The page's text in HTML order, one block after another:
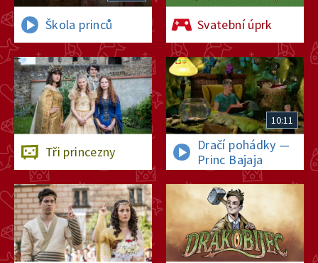
Škola princů Svatební úprk
Tři princezny
10:11
Dračí pohádky —
Princ Bajaja